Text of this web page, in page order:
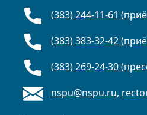
(383) 244-11-61
(383) 383-32-42
(383) 269-24-30
nspu@nspu.ru,